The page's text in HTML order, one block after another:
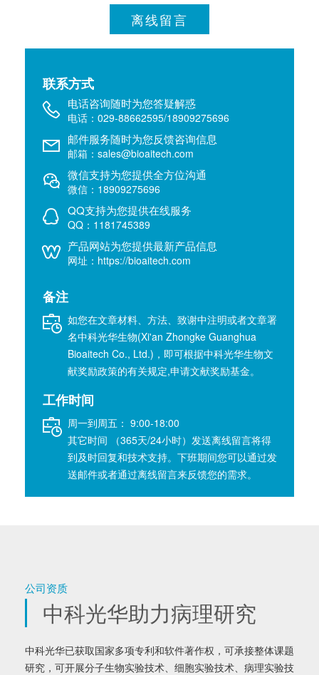
离线留言
联系方式
电话咨询随时为您答疑解惑
电话：029-88662595/18909275696
邮件服务随时为您反馈咨询信息
邮箱：sales@bioaitech.com
微信支持为您提供全方位沟通
微信：18909275696
QQ支持为您提供在线服务
QQ：1181745389
产品网站为您提供最新产品信息
网址：https://bioaitech.com
备注
如您在文章材料、方法、致谢中注明或者文章署
名中科光华生物(Xi'an Zhongke Guanghua
Bioaitech Co., Ltd.)，即可根据中科光华生物文
献奖励政策的有关规定,申请文献奖励基金。
工作时间
周一到周五： 9:00-18:00
其它时间 （365天/24小时）发送离线留言将得
到及时回复和技术支持。下班期间您可以通过发
送邮件或者通过离线留言来反馈您的需求。
公司资质
中科光华助力病理研究
中科光华已获取国家多项专利和软件著作权，可承接整体课题
研究，可开展分子生物实验技术、细胞实验技术、病理实验技